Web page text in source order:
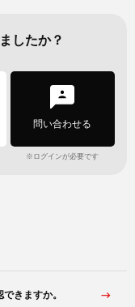
したか？
問い合わせる
※ログインが必要です
きますか。